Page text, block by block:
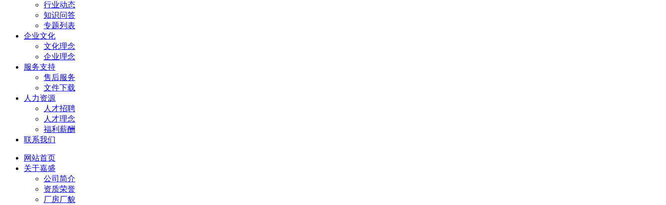
行业动态
知识问答
专题列表
企业文化
文化理念
企业理念
服务支持
售后服务
文件下载
人力资源
人才招聘
人才理念
福利薪酬
联系我们
网站首页
关于嘉盛
公司简介
资质荣誉
厂房厂貌